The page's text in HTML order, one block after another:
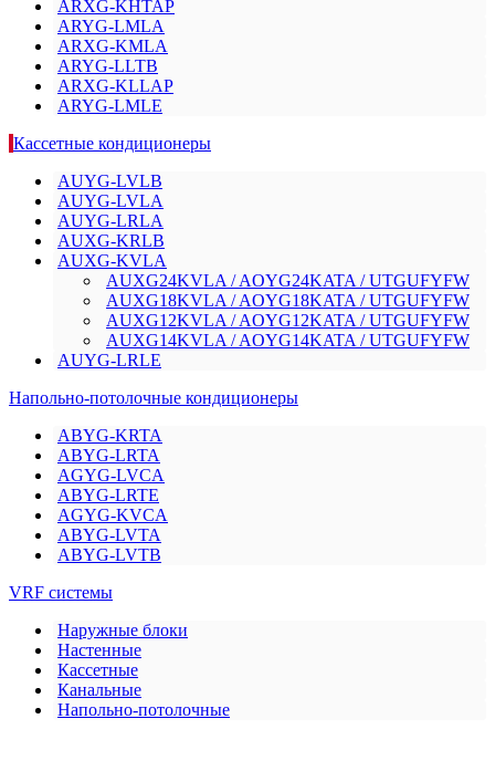
ARXG-KHTAP
ARYG-LMLA
ARXG-KMLA
ARYG-LLTB
ARXG-KLLAP
ARYG-LMLE
Кассетные кондиционеры
AUYG-LVLB
AUYG-LVLA
AUYG-LRLA
AUXG-KRLB
AUXG-KVLA
AUXG24KVLA / AOYG24KATA / UTGUFYFW
AUXG18KVLA / AOYG18KATA / UTGUFYFW
AUXG12KVLA / AOYG12KATA / UTGUFYFW
AUXG14KVLA / AOYG14KATA / UTGUFYFW
AUYG-LRLE
Напольно-потолочные кондиционеры
ABYG-KRTA
ABYG-LRTA
AGYG-LVCA
ABYG-LRTE
AGYG-KVCA
ABYG-LVTA
ABYG-LVTB
VRF системы
Наружные блоки
Настенные
Кассетные
Канальные
Напольно-потолочные